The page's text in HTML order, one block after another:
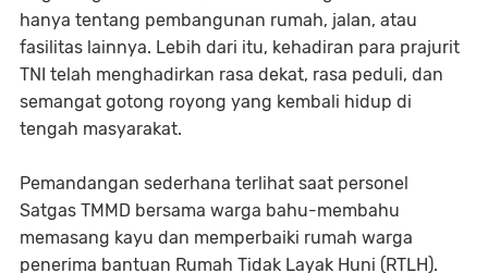
hanya tentang pembangunan rumah, jalan, atau
fasilitas lainnya. Lebih dari itu, kehadiran para prajurit
TNI telah menghadirkan rasa dekat, rasa peduli, dan
semangat gotong royong yang kembali hidup di
tengah masyarakat.
Pemandangan sederhana terlihat saat personel
Satgas TMMD bersama warga bahu-membahu
memasang kayu dan memperbaiki rumah warga
penerima bantuan Rumah Tidak Layak Huni (RTLH).